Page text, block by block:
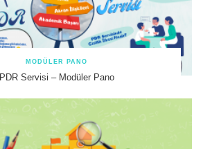
MODÜLER PANO
PDR Servisi – Modüler Pano